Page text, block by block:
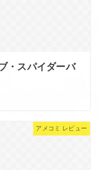
・スパイダーバ
アメコミ レビュー